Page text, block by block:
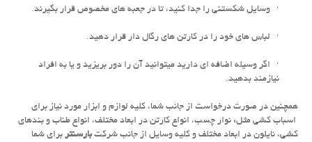
· وسایل شکستنی را جدا کنید، تا در جعبه های مخصوص قرار بگیرند.
· لباس های خود را در کارتن های رگال دار قرار دهید.
· اگر وسیله اضافه ای دارید میتوانید آن را دور بریزید و یا به افراد
نیازمند بدهید.
همچنین در صورت درخواست از جانب شما، کلیه لوازم و ابزار مورد نیاز برای
اسباب کشی مثل: نوار چسب، انواع کارتن در ابعاد مختلف، انواع طناب و بندهای
کشی، نایلون در ابعاد مختلف و کلیه وسایل از جانب شرکتبارسنتربرای شما